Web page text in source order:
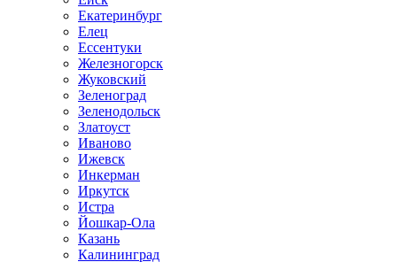
Екатеринбург
Елец
Ессентуки
Железногорск
Жуковский
Зеленоград
Зеленодольск
Златоуст
Иваново
Ижевск
Инкерман
Иркутск
Истра
Йошкар-Ола
Казань
Калининград